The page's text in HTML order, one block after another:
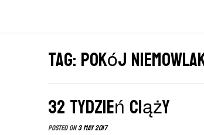
Tag: pokój
32 tydzień ciąży
Posted on3 May 2017